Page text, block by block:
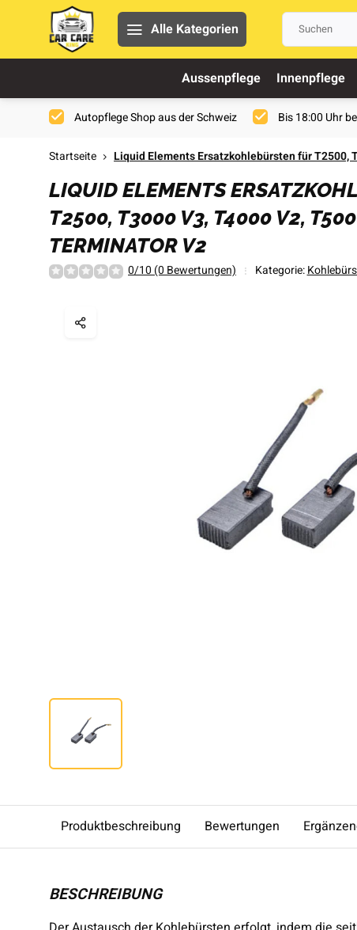
Alle Kategorien
Aussenpflege Innenpflege
Autopflege Shop aus der Schweiz Bis 18:00 Uhr
Startseite Liquid Elements Ersatzkohlebürsten für T2500,
LIQUID ELEMENTS
T2500, T3000 V3, T4000 V2,
TERMINATOR V2
0/10 (0 Bewertungen) Kategorie:
Produktbeschreibung Bewertungen
BESCHREIBUNG